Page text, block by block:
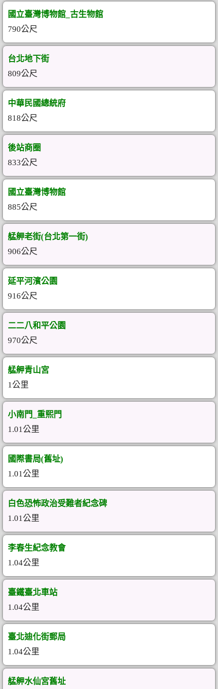
國立臺灣博物館_古生物館
790公尺
台北地下街
809公尺
中華民國總統府
818公尺
後站商圈
833公尺
國立臺灣博物館
885公尺
艋舺老街(台北第一街)
906公尺
延平河濱公園
916公尺
二二八和平公園
970公尺
艋舺青山宮
1公里
小南門_重熙門
1.01公里
國際書局(舊址)
1.01公里
白色恐怖政治受難者紀念碑
1.01公里
李春生紀念教會
1.04公里
臺鐵臺北車站
1.04公里
臺北迪化街郵局
1.04公里
艋舺水仙宮舊址